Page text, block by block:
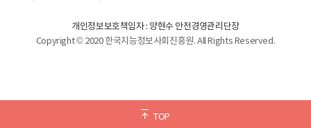
TOP
개인정보보호책임자 : 양현수 안전경영관리단장
Copyright © 2020 한국지능정보사회진흥원. All Rights Reserved.